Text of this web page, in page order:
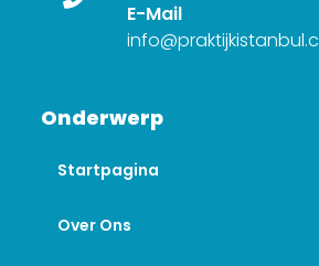
E-Mail
Onderwerp
Startpagina
Over Ons